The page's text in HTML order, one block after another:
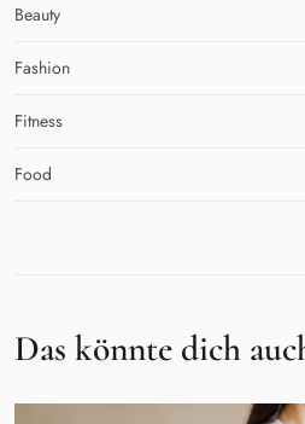
Beauty
Fashion
Fitness
Food
Das könnte dich